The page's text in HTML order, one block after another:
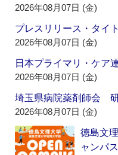
2026年08月07日 (金)
プレスリリース・タイ
2026年08月07日 (金)
日本プライマリ・ケ
2026年08月07日 (金)
埼玉県病院薬剤師会
2026年08月07日 (金)
徳島文
ャンパ